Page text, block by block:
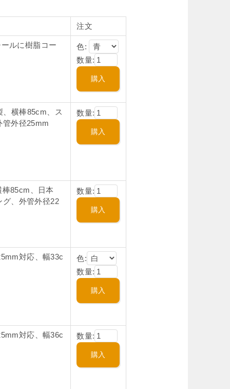
注文
ルに樹脂コー
色:
数量:
、横棒85cm、ス
管外径25mm
数量:
85cm、日本
グ、外管外径22
数量:
対応、幅33c
色:
数量:
対応、幅36c 数量: